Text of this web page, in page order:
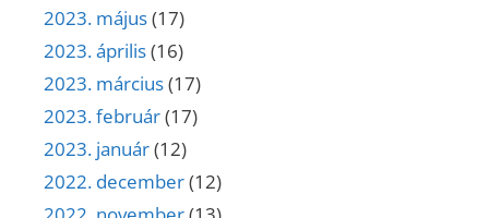
2023. május(17)
2023. április(16)
2023. március(17)
2023. február(17)
2023. január(12)
2022. december(12)